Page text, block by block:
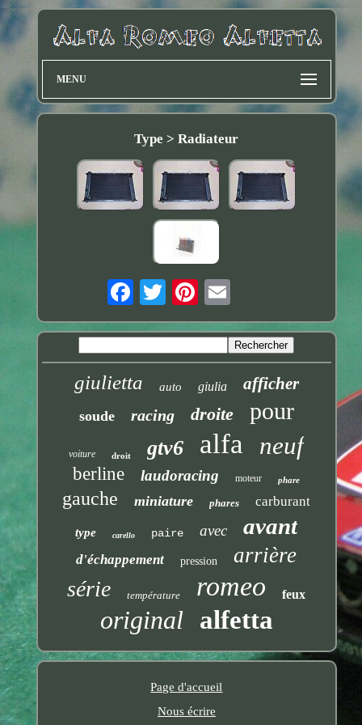
MENU
Type > Radiateur
giulietta auto giulia afficher
soude racing droite pour
voiture droit gtv6 alfa neuf
berline laudoracing moteur phare
gauche miniature phares carburant
type carello paire avec avant
d'échappement pression arrière
série température romeo feux
original alfetta
Page d'accueil
Nous écrire